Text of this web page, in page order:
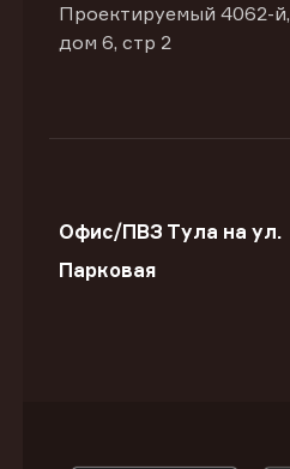
Проектируемый 4062-й,
дом 6, стр 2
Офис/ПВЗ Тула на ул.
Парковая